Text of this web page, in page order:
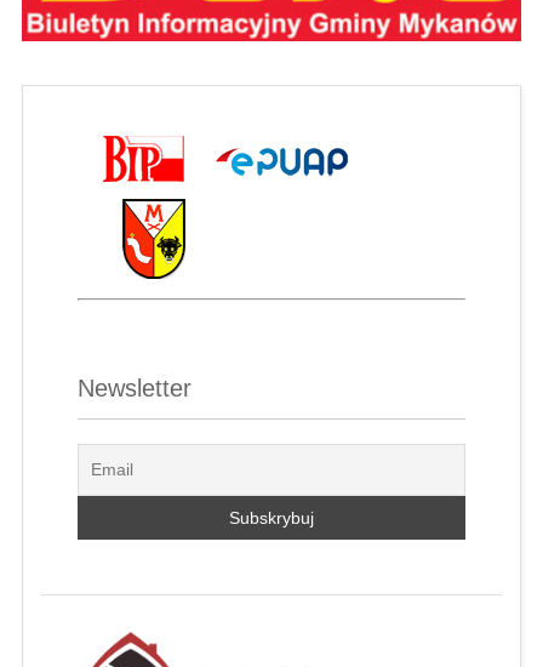
Newsletter